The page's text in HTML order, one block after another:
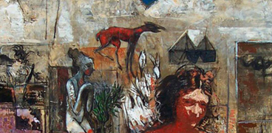
ISOLDAS
2017